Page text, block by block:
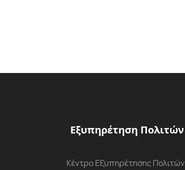
Εξυπηρέτηση Πολιτών
Κέντρο Εξυπηρέτησης Πολιτών